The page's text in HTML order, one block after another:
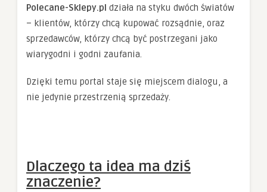
Polecane-Sklepy.pl działa na styku dwóch światów
– klientów, którzy chcą kupować rozsądnie, oraz
sprzedawców, którzy chcą być postrzegani jako
wiarygodni i godni zaufania.
Dzięki temu portal staje się miejscem dialogu, a
nie jedynie przestrzenią sprzedaży.
Dlaczego ta idea ma dziś
znaczenie?